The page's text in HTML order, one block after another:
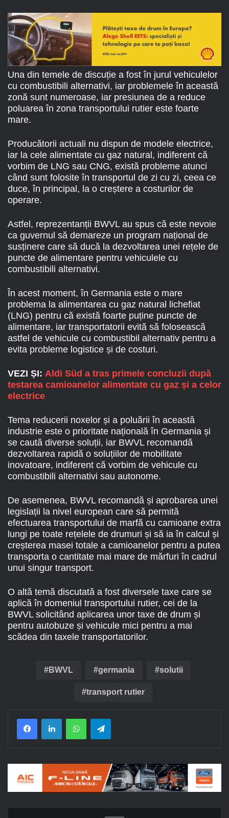
Una din temele de discuție a fost în jurul vehiculelor
cu combustibili alternativi, iar problemele în această
zonă sunt numeroase, iar presiunea de a reduce
poluarea în zona transportului rutier este foarte
mare.
Producătorii actuali nu dispun de modele electrice,
iar la cele alimentate cu gaz natural, indiferent că
vorbim de LNG sau CNG, există probleme atunci
când sunt folosite în transportul de zi cu zi, ceea ce
duce, în principal, la o creștere a costurilor de
operare.
Astfel, reprezentanții BWVL au spus că este nevoie
ca guvernul să demareze un program național de
susținere care să ducă la dezvoltarea unei rețele de
puncte de alimentare pentru vehiculele cu
combustibili alternativi.
În acest moment, în Germania este o mare
problema la alimentarea cu gaz natural lichefiat
(LNG) pentru că există foarte puține puncte de
alimentare, iar transportatorii evită să folosească
astfel de vehicule cu combustibil alternativ pentru a
evita probleme logistice și de costuri.
VEZI ȘI: Aldi Süd a tras primele concluzii după
testarea camioanelor alimentate cu gaz și a celor
electrice
Tema reducerii noxelor și a poluării în această
industrie este o prioritate națională în Germania și
se caută diverse soluții, iar BWVL recomandă
dezvoltarea rapidă o soluțiilor de mobilitate
inovatoare, indiferent că vorbim de vehicule cu
combustibili alternativi sau autonome.
De asemenea, BWVL recomandă și aprobarea unei
legislații la nivel european care să permită
efectuarea transportului de marfă cu camioane extra
lungi pe toate rețelele de drumuri și să ia în calcul și
creșterea masei totale a camioanelor pentru a putea
transporta o cantitate mai mare de mărfuri în cadrul
unui singur transport.
O altă temă discutată a fost diversele taxe care se
aplică în domeniul transportului rutier, cei de la
BWVL solicitând aplicarea unor taxe de drum și
pentru autobuze și vehicule mici pentru a mai
scădea din taxele transportatorilor.
BWVL germania solutii
transport rutier